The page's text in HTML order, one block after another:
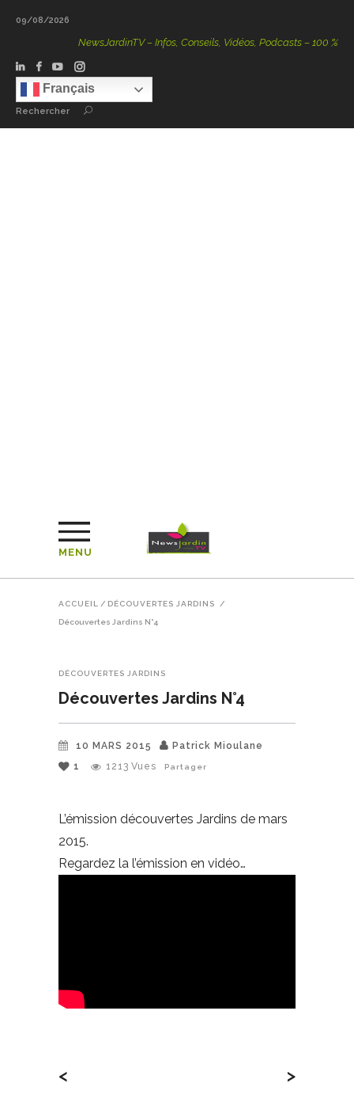
09/08/2026
NewsJardinTV – Infos, Conseils, Vidéos, Podcasts – 100 %
Français
Rechercher
MENU
ACCUEIL / DÉCOUVERTES JARDINS /
Découvertes Jardins N°4
DÉCOUVERTES JARDINS
Découvertes Jardins N°4
10 MARS 2015
Patrick Mioulane
1
1213 Vues Partager
L’émission découvertes Jardins de mars
2015.
Regardez la l’émission en vidéo…
< >